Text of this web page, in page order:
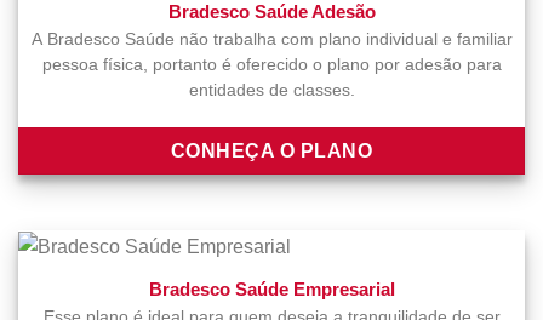
Bradesco Saúde Adesão
A Bradesco Saúde não trabalha com plano individual e familiar
pessoa física, portanto é oferecido o plano por adesão para
entidades de classes.
CONHEÇA O PLANO
Bradesco Saúde Empresarial